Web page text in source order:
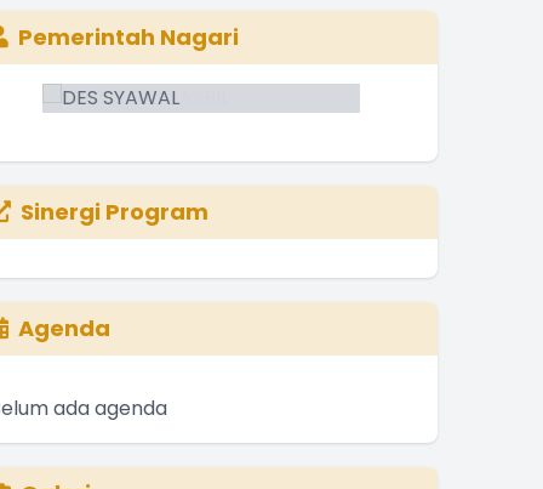
Pemerintah Nagari
Sinergi Program
Agenda
ada agenda